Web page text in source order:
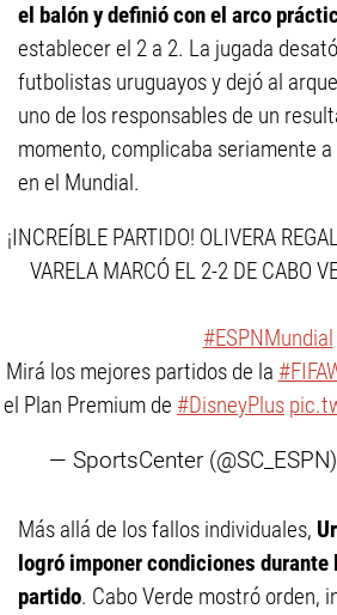
el balón y definió con el arco
establecer el 2 a 2. La jugada
futbolistas uruguayos y dejó al
uno de los responsables de un
momento, complicaba seriamente
en el Mundial.
¡INCREÍBLE PARTIDO! OLIVERA
VARELA MARCÓ EL 2-2 DE CABO
#ESPNMundial
Mirá los mejores partidos de la
el Plan Premium de #DisneyPlus
— SportsCenter (@SC_ESPN)
Más allá de los fallos individuales,
logró imponer condiciones
partido. Cabo Verde mostró orden,